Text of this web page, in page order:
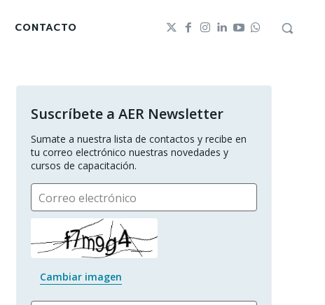
CONTACTO
Suscríbete a AER Newsletter
Sumate a nuestra lista de contactos y recibe en
tu correo electrónico nuestras novedades y
cursos de capacitación.
Correo electrónico
Cambiar imagen